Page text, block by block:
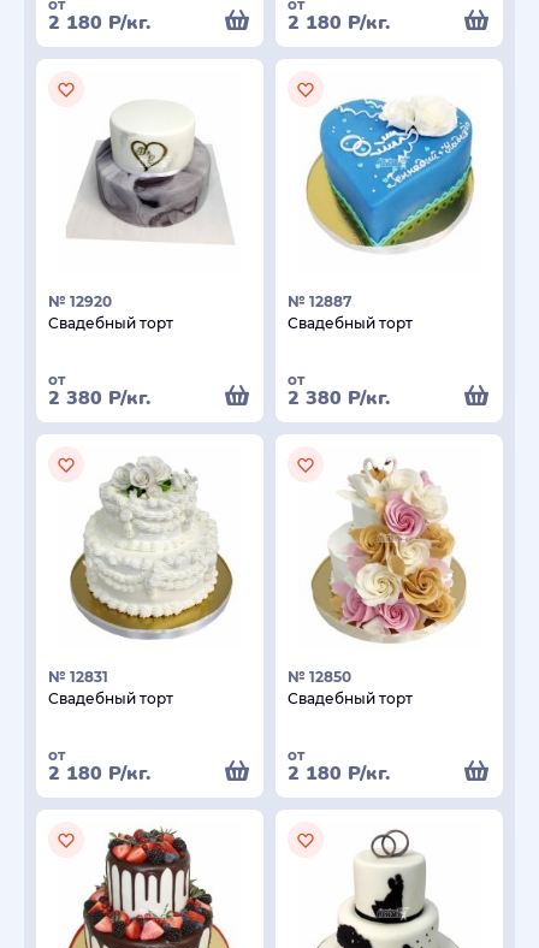
от
2 180 Р/кг.
от
2 180 Р/кг.
№ 12920
Свадебный торт
от
2 380 Р/кг.
№ 12887
Свадебный торт
от
2 380 Р/кг.
№ 12831
Свадебный торт
от
2 180 Р/кг.
№ 12850
Свадебный торт
от
2 180 Р/кг.